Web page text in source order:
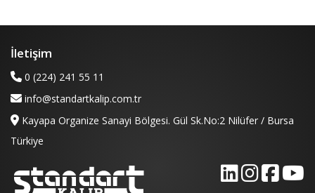
İletişim
0 (224) 241 55 11
info@standartkalip.com.tr
Kayapa Organize Sanayi Bölgesi. Gül Sk.No:2 Nilüfer / Bursa
Türkiye